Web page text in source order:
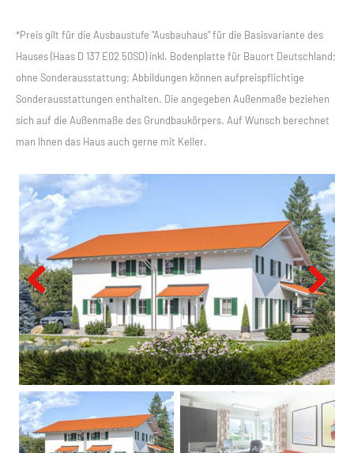
*Preis gilt für die Ausbaustufe "Ausbauhaus" für die Basisvariante des
Hauses (Haas D 137 E02 50SD) inkl. Bodenplatte für Bauort Deutschland;
ohne Sonderausstattung; Abbildungen können aufpreispflichtige
Sonderausstattungen enthalten. Die angegeben Außenmaße beziehen
sich auf die Außenmaße des Grundbaukörpers. Auf Wunsch berechnet
man Ihnen das Haus auch gerne mit Keller.
Previous Next